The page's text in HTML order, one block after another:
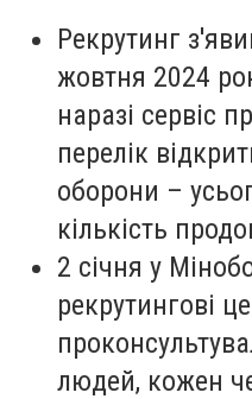
Рекрутинг
жовтня 2024
наразі сервіс
перелік
оборони –
кількість
2 січня у
рекрутингові
людей, кожен